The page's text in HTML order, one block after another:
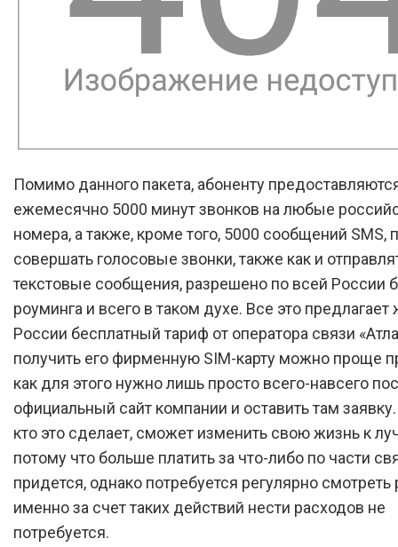
Помимо данного пакета, абоненту
ежемесячно 5000 минут звонков на любые
номера, а также, кроме того, 5000 сообщений SMS,
совершать голосовые звонки, также как и
текстовые сообщения, разрешено по всей России
роуминга и всего в таком духе. Все это
России бесплатный тариф от оператора связи
получить его фирменную SIM-карту можно проще
как для этого нужно лишь просто всего-навсего
официальный сайт компании и оставить там
кто это сделает, сможет изменить свою жизнь к
потому что больше платить за что-либо по части
придется, однако потребуется регулярно смотреть
именно за счет таких действий нести расходов не
потребуется.